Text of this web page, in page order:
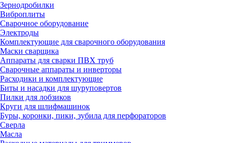
Зернодробилки
Виброплиты
Сварочное оборудование
Электроды
Комплектующие для сварочного оборудования
Маски сварщика
Аппараты для сварки ПВХ труб
Сварочные аппараты и инверторы
Расходики и комплектующие
Биты и насадки для шуруповертов
Пилки для лобзиков
Круги для шлифмашинок
Буры, коронки, пики, зубила для перфораторов
Сверла
Масла